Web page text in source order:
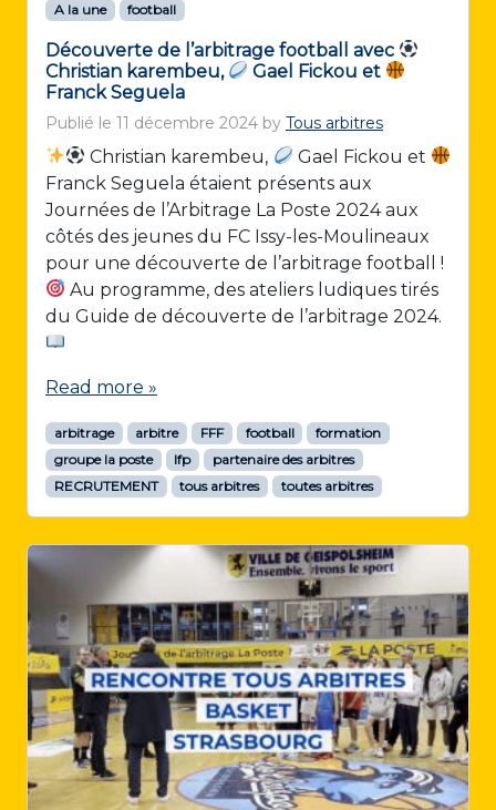
A la une football
Découverte de l’arbitrage football avec
Christian karembeu,
Gael Fickou et
Franck Seguela
Publié le 11 décembre 2024 by Tous arbitres
Christian karembeu,
Gael Fickou et
Franck Seguela étaient présents aux
Journées de l’Arbitrage La Poste 2024 aux
côtés des jeunes du FC Issy-les-Moulineaux
pour une découverte de l’arbitrage football !
Au programme, des ateliers ludiques tirés
du Guide de découverte de l’arbitrage 2024.
Read more »
arbitrage arbitre FFF football
formation
groupe la poste
lfp
partenaire des arbitres
RECRUTEMENT
tous arbitres toutes arbitres